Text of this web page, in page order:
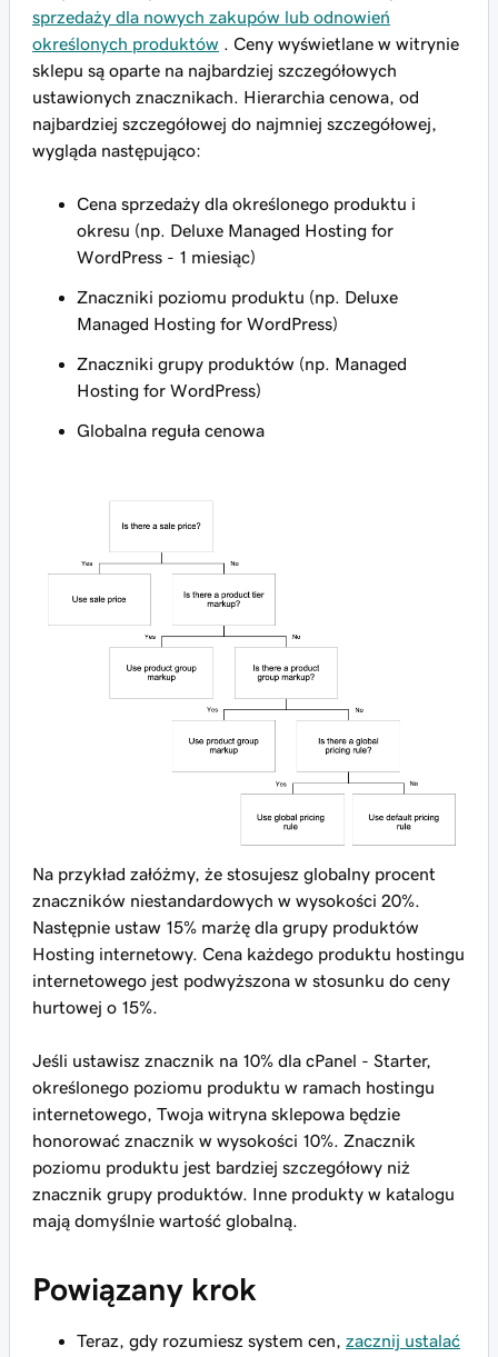
sprzedaży dla nowych zakupów lub odnowień
określonych produktów . Ceny wyświetlane w witrynie
sklepu są oparte na najbardziej szczegółowych
ustawionych znacznikach. Hierarchia cenowa, od
najbardziej szczegółowej do najmniej szczegółowej,
wygląda następująco:
Cena sprzedaży dla określonego produktu i
okresu (np. Deluxe Managed Hosting for
WordPress - 1 miesiąc)
Znaczniki poziomu produktu (np. Deluxe
Managed Hosting for WordPress)
Znaczniki grupy produktów (np. Managed
Hosting for WordPress)
Globalna reguła cenowa
Na przykład załóżmy, że stosujesz globalny procent
znaczników niestandardowych w wysokości 20%.
Następnie ustaw 15% marżę dla grupy produktów
Hosting internetowy. Cena każdego produktu hostingu
internetowego jest podwyższona w stosunku do ceny
hurtowej o 15%.
Jeśli ustawisz znacznik na 10% dla cPanel - Starter,
określonego poziomu produktu w ramach hostingu
internetowego, Twoja witryna sklepowa będzie
honorować znacznik w wysokości 10%. Znacznik
poziomu produktu jest bardziej szczegółowy niż
znacznik grupy produktów. Inne produkty w katalogu
mają domyślnie wartość globalną.
Powiązany krok
Teraz, gdy rozumiesz system cen, zacznij ustalać